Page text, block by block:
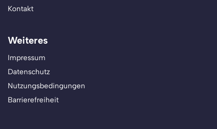
Kontakt
Weiteres
Impressum
Datenschutz
Nutzungsbedingungen
Barrierefreiheit